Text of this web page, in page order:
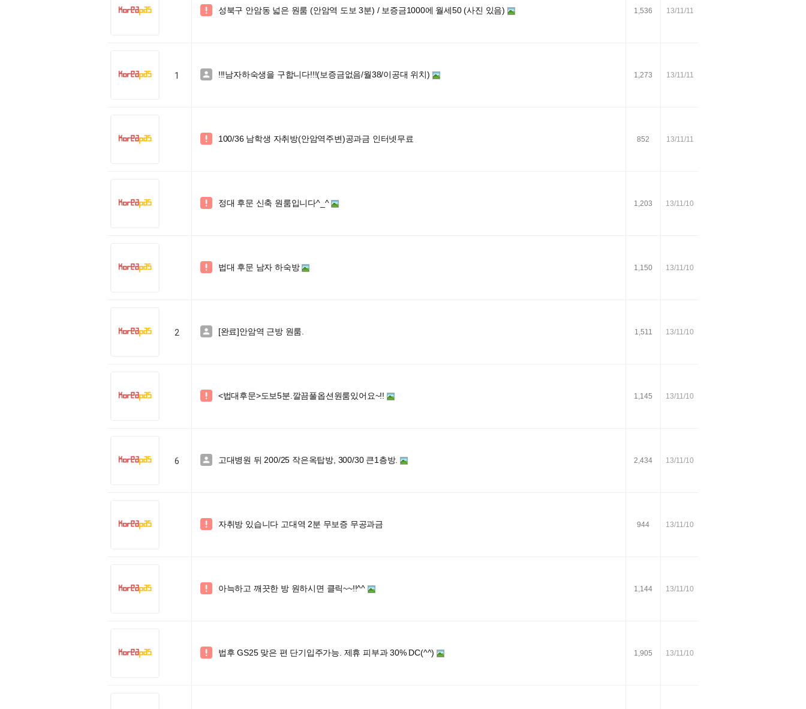
 성북구 안암동 넓은 원룸 (안암역 도보 3분) / 보증금1000에 월세50 (사진 있음) 1,536 13/11/11
1  !!!남자하숙생을 구합니다!!!(보증금없음/월38/이공대 위치) 1,273 13/11/11
 100/36 남학생 자취방(안암역주변)공과금 인터넷무료 852 13/11/11
 정대 후문 신축 원룸입니다^_^ 1,203 13/11/10
 법대 후문 남자 하숙방 1,150 13/11/10
2  [완료]안암역 근방 원룸. 1,511 13/11/10
 <법대후문>도보5분.깔끔풀옵션원룸있어요~!! 1,145 13/11/10
6  고대병원 뒤 200/25 작은옥탑방, 300/30 큰1층방. 2,434 13/11/10
 자취방 있습니다 고대역 2분 무보증 무공과금 944 13/11/10
 아늑하고 깨끗한 방 원하시면 클릭~~!!^^ 1,144 13/11/10
 법후 GS25 맞은 편 단기입주가능. 제휴 피부과 30% DC(^^) 1,905 13/11/10